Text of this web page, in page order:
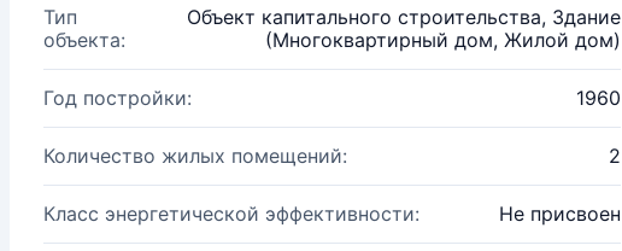
Тип
объекта:
Объект капитального строительства, Здание
(Многоквартирный дом, Жилой дом)
Год постройки: 1960
Количество жилых помещений: 2
Класс энергетической эффективности: Не присвоен